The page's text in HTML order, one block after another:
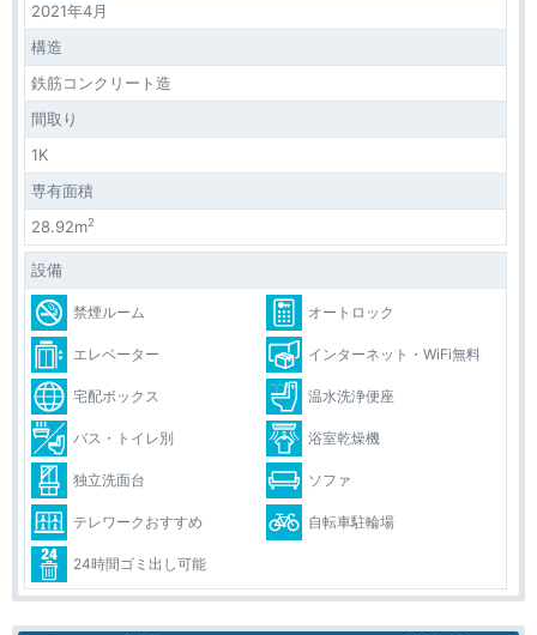
2021年4月
構造
鉄筋コンクリート造
間取り
1K
専有面積
28.92m2
設備
禁煙ルーム オートロック
エレベーター インターネット・WiFi無料
宅配ボックス 温水洗浄便座
バス・トイレ別 浴室乾燥機
独立洗面台 ソファ
テレワークおすすめ 自転車駐輪場
24時間ゴミ出し可能